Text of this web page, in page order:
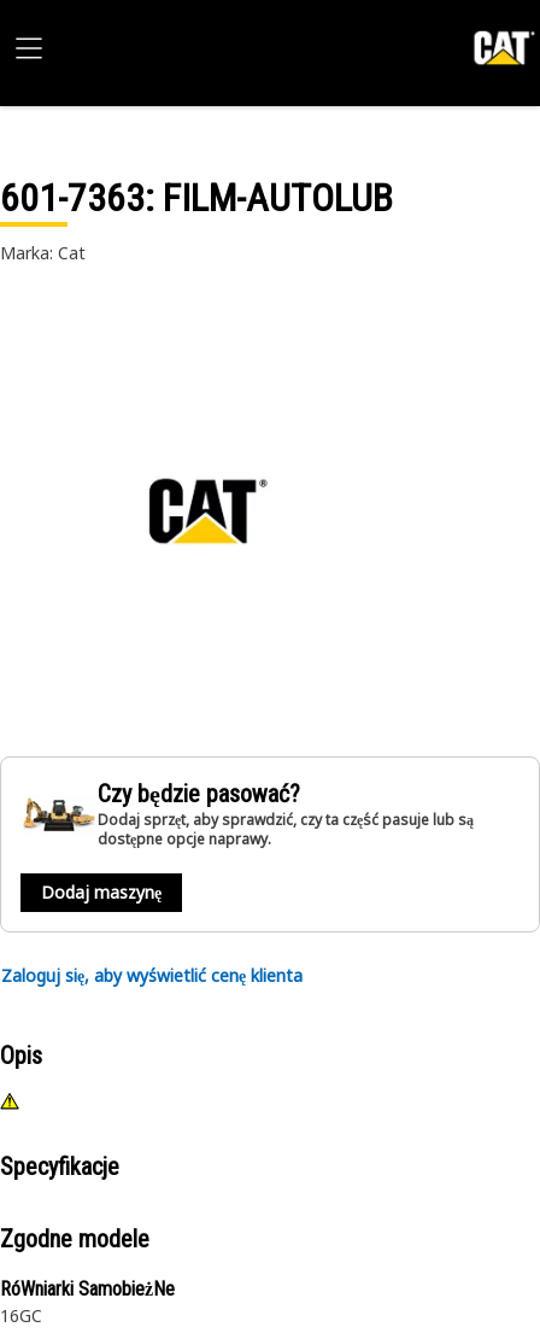
601-7363: FILM-AUTOLUB
Marka: Cat
Czy będzie pasować?
Dodaj sprzęt, aby sprawdzić, czy ta część pasuje lub są
dostępne opcje naprawy.
Dodaj maszynę
Zaloguj się, aby wyświetlić cenę klienta
Opis
Specyfikacje
Zgodne modele
RóWniarki SamobieżNe
16GC